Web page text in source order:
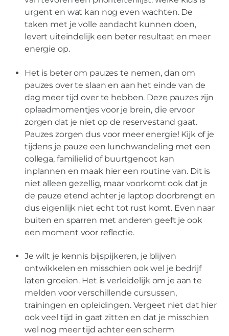
urgent en wat kan nog even wachten. De
taken met je volle aandacht kunnen doen,
levert uiteindelijk een beter resultaat en meer
energie op.
Het is beter om pauzes te nemen, dan om
pauzes over te slaan en aan het einde van de
dag meer tijd over te hebben. Deze pauzes zijn
oplaadmomentjes voor je brein, die ervoor
zorgen dat je niet op de reservestand gaat.
Pauzes zorgen dus voor meer energie! Kijk of je
tijdens je pauze een lunchwandeling met een
collega, familielid of buurtgenoot kan
inplannen en maak hier een routine van. Dit is
niet alleen gezellig, maar voorkomt ook dat je
de pauze etend achter je laptop doorbrengt en
dus eigenlijk niet echt tot rust komt. Even naar
buiten en sparren met anderen geeft je ook
een moment voor reflectie.
Je wilt je kennis bijspijkeren, je blijven
ontwikkelen en misschien ook wel je bedrijf
laten groeien. Het is verleidelijk om je aan te
melden voor verschillende cursussen,
trainingen en opleidingen. Vergeet niet dat hier
ook veel tijd in gaat zitten en dat je misschien
wel nog meer tijd achter een scherm